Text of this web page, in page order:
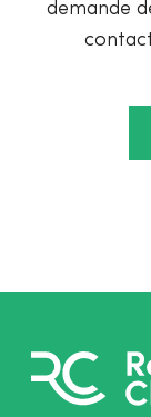
demande